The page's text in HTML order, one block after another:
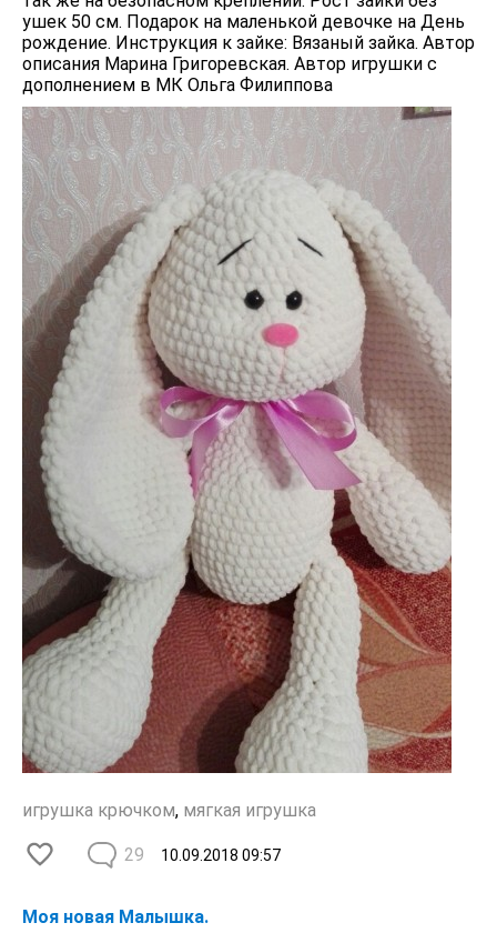
ушек 50 см. Подарок на маленькой девочке на День
рождение. Инструкция к зайке: Вязаный зайка. Автор
описания Марина Григоревская. Автор игрушки с
дополнением в МК Ольга Филиппова
игрушка крючком, мягкая игрушка
10.09.2018 09:57
29
Моя новая Малышка.